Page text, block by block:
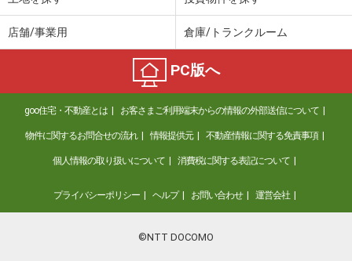
店舗/事業用 倉庫/トランクルーム
PC版へ
goo住宅・不動産とは お客さまご利用端末からの情報の外部送信について
物件に関するお問合せの流れ 情報提供元 不動産情報に関する免責事項
個人情報の取り扱いについて 消費税に関する表記について
プライバシーポリシー ヘルプ お問い合わせ 運営会社
©NTT DOCOMO